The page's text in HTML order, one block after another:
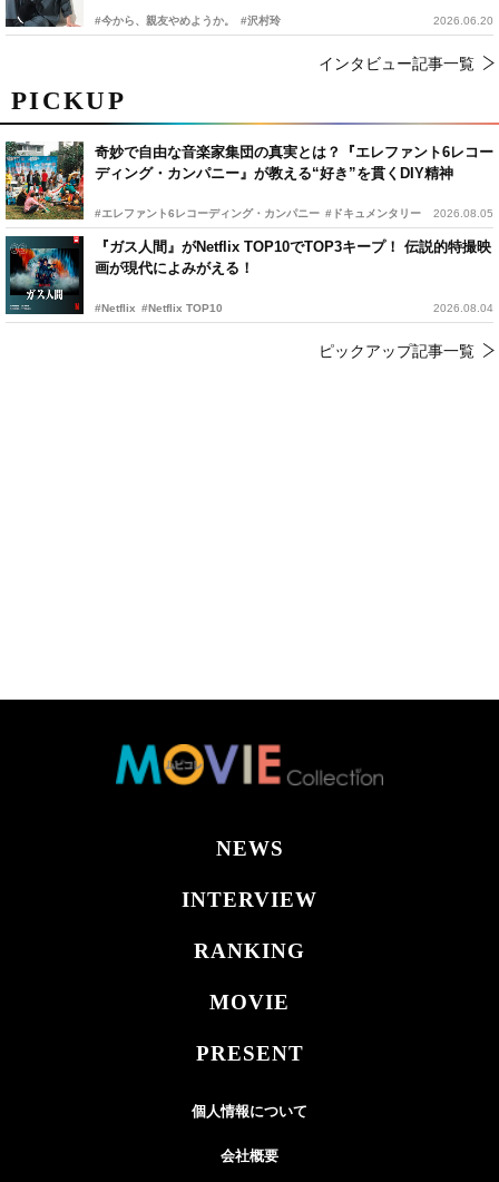
PICKUP
奇妙で自由な音楽家集団の真実とは？『エレファント6レコー
ディング・カンパニー』が教える“好き”を貫くDIY精神
#エレファント6レコーディング・カンパニー #ドキュメンタリー 2026.08.05
『ガス人間』がNetflix TOP10でTOP3キープ！ 伝説的特撮映
画が現代によみがえる！
#Netflix #Netflix TOP10 2026.08.04
ピックアップ記事一覧
#今から、親友やめようか。 #沢村玲 2026.06.20
インタビュー記事一覧
NEWS
INTERVIEW
RANKING
MOVIE
PRESENT
個人情報について
会社概要